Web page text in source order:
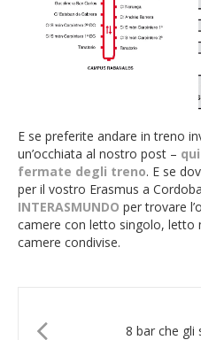
E se preferite andare in treno
un’occhiata al nostro post –
fermate degli treno. E se
per il vostro Erasmus a
INTERASMUNDO per trovare
camere con letto singolo, letto
camere condivise.
8 bar che gli